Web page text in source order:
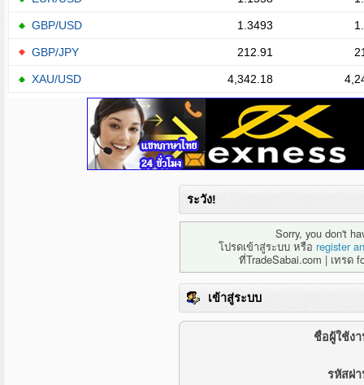
ระวัง!
Sorry, you don't
โปรดเข้าสู่ระบบ หรือ register
ที่TradeSabai.com | เทรด
เข้าสู่ระบบ
ชื่อผู้ใช้ง
รหัสผ่